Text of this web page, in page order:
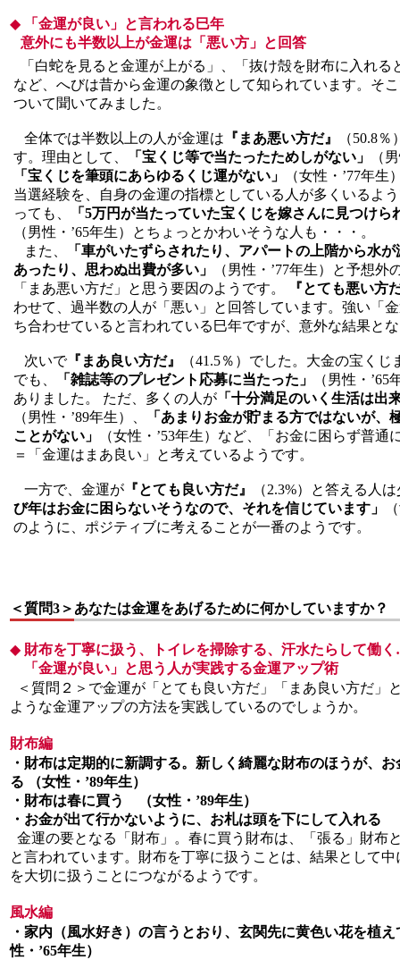
◆
「金運が良い」と言われる巳年
意外にも半数以上が金運は「悪い方」と回答
「白蛇を見ると金運が上がる」、「抜け殻を財布に入れる
など、へびは昔から金運の象徴として知られています。そ
ついて聞いてみました。
全体では半数以上の人が金運は 『まあ悪い方だ』
（50.8
す。理由として、
「宝くじ等で当たったためしがない」
（
「宝くじを筆頭にあらゆるくじ運がない」
（女性・’77年
当選経験を、自身の金運の指標としている人が多くいるよ
っても、
「5万円が当たっていた宝くじを嫁さんに見つけら
（男性・’65年生）とちょっとかわいそうな人も・・・。
また、
「車がいたずらされたり、アパートの上階から水
あったり、思わぬ出費が多い」
（男性・’77年生）と予想外
「まあ悪い方だ」と思う要因のようです。
『とても悪い方
わせて、過半数の人が「悪い」と回答しています。強い「
ち合わせていると言われている巳年ですが、意外な結果と
次いで『まあ良い方だ』
（41.5％）でした。大金の宝く
でも、
「雑誌等のプレゼント応募に当たった」
（男性・
ありました。 ただ、多くの人が 「十分満足のいく生活は出
（男性・’89年生）、
「あまりお金が貯まる方ではないが、
ことがない」
（女性・’53年生）など、「お金に困らず普通
＝「金運はまあ良い」と考えているようです。
一方で、金運が 『とても良い方だ』
（2.3%）と答える人
び年はお金に困らないそうなので、それを信じています」
のように、ポジティブに考えることが一番のようです。
＜質問3＞ あなたは金運をあげるために何かしていますか？
◆ 財布を丁寧に扱う、トイレを掃除する、汗水たらして働
「金運が良い」と思う人が実践する金運アップ術
＜質問２＞で金運が「とても良い方だ」「まあ良い方だ」
ような金運アップの方法を実践しているのでしょうか。
財布編
・財布は定期的に新調する。新しく綺麗な財布のほうが、
る （女性・’89年生）
・財布は春に買う （女性・’89年生）
・お金が出て行かないように、お札は頭を下にして入れる
金運の要となる「財布」。春に買う財布は、「張る」財布
と言われています。財布を丁寧に扱うことは、結果として
を大切に扱うことにつながるようです。
風水編
・家内（風水好き）の言うとおり、玄関先に黄色い花を植
性・’65年生）